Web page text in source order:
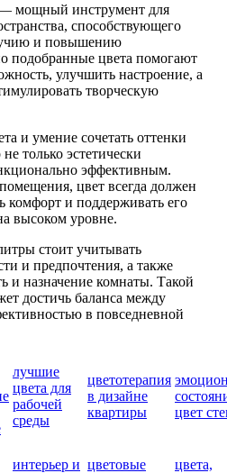
— мощный инструмент для
способствующего
и повышению
подобранные цвета помогают
улучшить настроение, а
творческую
и умение сочетать оттенки
только эстетически
эффективным.
цвет всегда должен
комфорт и поддерживать его
высоком уровне.
стоит учитывать
и предпочтения, а также
и назначение комнаты. Такой
достичь баланса между
в повседневной
лучшие
цвета для
рабочей
среды
цветотерапия
в дизайне
квартиры
цвет
интерьер и цветовые
цвета,